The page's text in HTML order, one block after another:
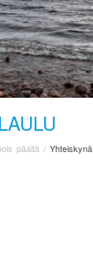
päältä / Yhteiskynä